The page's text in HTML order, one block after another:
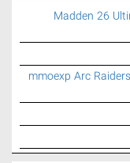
Madden 26
mmoexp Arc